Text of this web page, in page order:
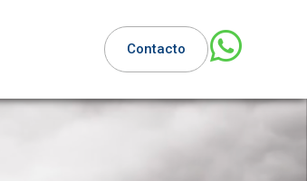
Contacto